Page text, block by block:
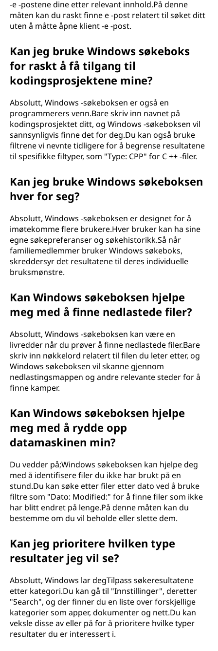
-e -postene dine etter relevant innhold.På denne
måten kan du raskt finne e -post relatert til søket ditt
uten å måtte åpne klient -e -post.
Kan jeg bruke Windows søkeboks
for raskt å få tilgang til
kodingsprosjektene mine?
Absolutt, Windows -søkeboksen er også en
programmerers venn.Bare skriv inn navnet på
kodingsprosjektet ditt, og Windows -søkeboksen vil
sannsynligvis finne det for deg.Du kan også bruke
filtrene vi nevnte tidligere for å begrense resultatene
til spesifikke filtyper, som "Type: CPP" for C ++ -filer.
Kan jeg bruke Windows søkeboksen
hver for seg?
Absolutt, Windows -søkeboksen er designet for å
imøtekomme flere brukere.Hver bruker kan ha sine
egne søkepreferanser og søkehistorikk.Så når
familiemedlemmer bruker Windows søkeboks,
skreddersyr det resultatene til deres individuelle
bruksmønstre.
Kan Windows søkeboksen hjelpe
meg med å finne nedlastede filer?
Absolutt, Windows -søkeboksen kan være en
livredder når du prøver å finne nedlastede filer.Bare
skriv inn nøkkelord relatert til filen du leter etter, og
Windows søkeboksen vil skanne gjennom
nedlastingsmappen og andre relevante steder for å
finne kamper.
Kan Windows søkeboksen hjelpe
meg med å rydde opp
datamaskinen min?
Du vedder på;Windows søkeboksen kan hjelpe deg
med å identifisere filer du ikke har brukt på en
stund.Du kan søke etter filer etter dato ved å bruke
filtre som "Dato: Modified:" for å finne filer som ikke
har blitt endret på lenge.På denne måten kan du
bestemme om du vil beholde eller slette dem.
Kan jeg prioritere hvilken type
resultater jeg vil se?
Absolutt, Windows lar degTilpass søkeresultatene
etter kategori.Du kan gå til "Innstillinger", deretter
"Search", og der finner du en liste over forskjellige
kategorier som apper, dokumenter og nett.Du kan
veksle disse av eller på for å prioritere hvilke typer
resultater du er interessert i.